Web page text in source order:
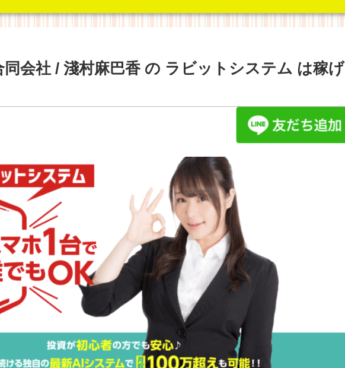
同会社 / 淺村麻巴香 の ラビットシステム は稼げ